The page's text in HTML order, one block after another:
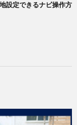
設定できるナビ操作方